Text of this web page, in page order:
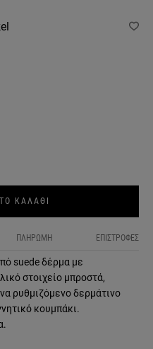
ΚΑΛΑΘΙ
ΠΛΗΡΩΜΗ ΕΠΙΣΤΡΟΦΕΣ
suede δέρμα με
στοιχείο μπροστά,
ρυθμιζόμενο δερμάτινο
κουμπάκι.